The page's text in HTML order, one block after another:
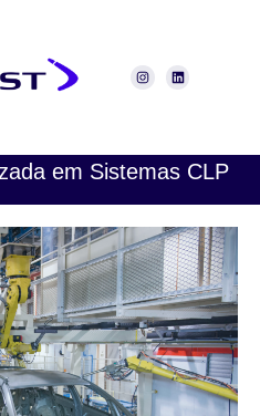
em Sistemas CLP